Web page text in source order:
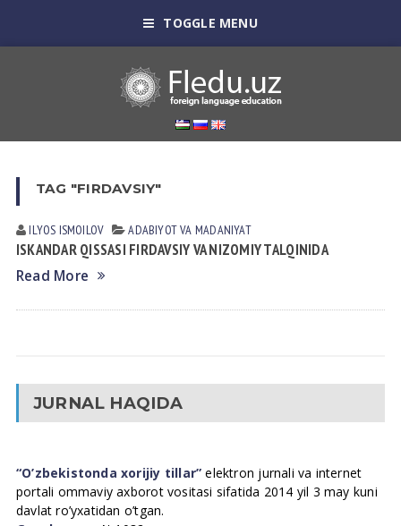
TOGGLE MENU
TAG "FIRDAVSIY"
ILYOS ISMOILOV АDАBIYOT VА MАDАNIYAT
ISKANDAR QISSASI FIRDAVSIY VA NIZOMIY TALQINIDA
Read More
JURNAL HAQIDA
“O’zbekistonda xorijiy tillar” elektron jurnali va internet
portali ommaviy axborot vositasi sifatida 2014 yil 3 may kuni
davlat ro’yxatidan o’tgan.